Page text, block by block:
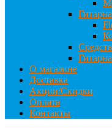
О магазине
Доставка
Акции/Скидки
Оплата
Контакты